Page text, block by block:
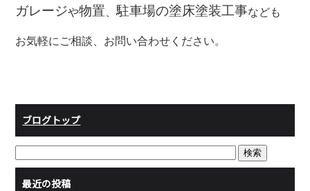
ガレージや物置 、駐車場の塗床塗装工事なども
お気軽にご相談、お問い合わせください。
ブログトップ
最近の投稿